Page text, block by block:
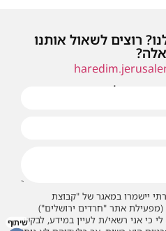
רוצים לשאול אותנו
ונחזור אליכם בהקדם
יישמרו במאגר של "קבוצת
אתר "חרדים ירושלים")
לי כי אני רשאי/ת לעיין במידע, לבקששיתוף